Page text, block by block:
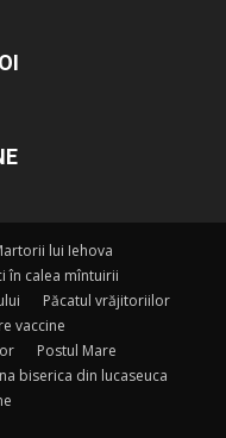
lui Iehova
în calea mîntuirii
Păcatul vrăjitoriilor
vaccine
Postul Mare
biserica din lucaseuca